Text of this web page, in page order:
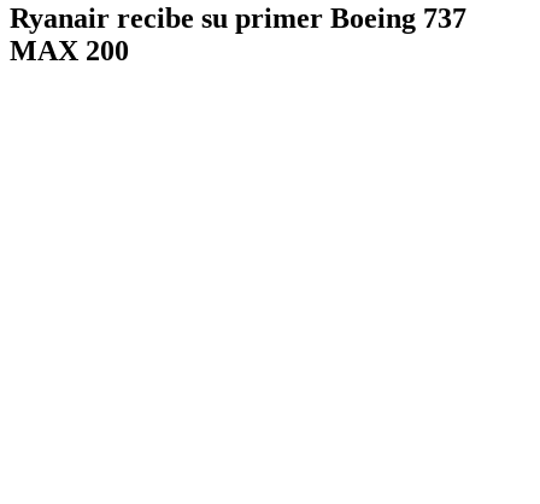
Ryanair recibe su primer Boeing 737
MAX 200